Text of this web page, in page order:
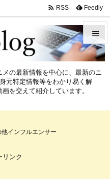



 RSS Feedly
の最新情報を中心に、最新のニ
元特定情報等をわかり易く解
を交えて紹介しています。
インフルエンサー
リンク